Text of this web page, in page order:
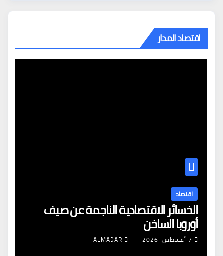
اقتصاد المدار
اقتصاد
الخسائر الاقتصادية الناجمة عن صيف
أوروبا الساخن
7 أغسطس، 2026 ALMADAR